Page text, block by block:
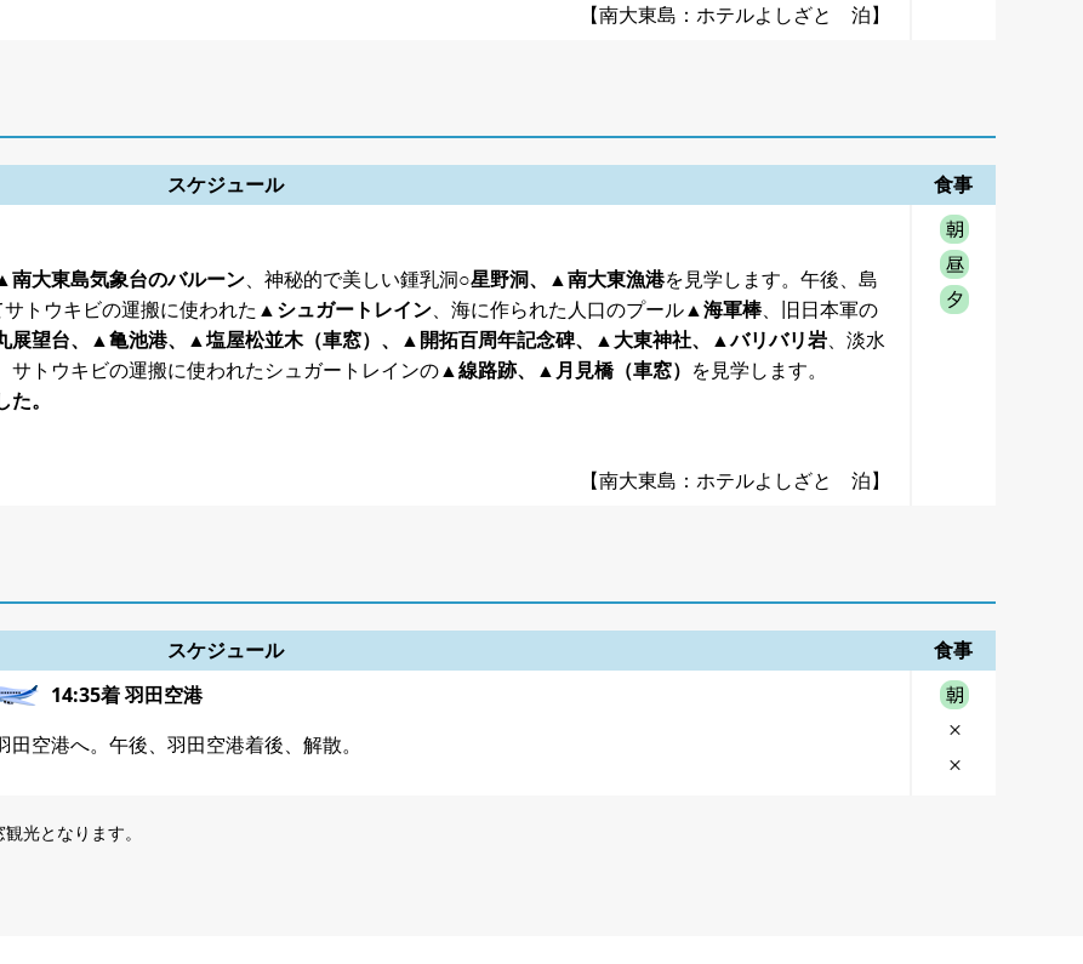
【南大東島：ホテルよしざと 泊】
スケジュール
食事
南大東島気象台のバルーン、神秘的で美しい鍾乳洞○星野洞、▲南大東漁港を見学します。午後、島
トウキビの運搬に使われた▲シュガートレイン、海に作られた人口のプール▲海軍棒、旧日本軍の
展望台、▲亀池港、▲塩屋松並木（車窓）、▲開拓百周年記念碑、▲大東神社、▲バリバリ岩、淡水
サトウキビの運搬に使われたシュガートレインの▲線路跡、▲月見橋（車窓） を見学します。
。
【南大東島：ホテルよしざと 泊】
スケジュール
食事
14:35着 羽田空港
空港へ。午後、羽田空港着後、解散。
光となります。